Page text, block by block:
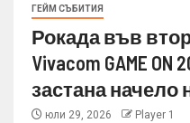
ГЕЙМ СЪБИТИЯ
Рокада във
Vivacom GAME ON
застана начело
юли 29, 2026 Player 1